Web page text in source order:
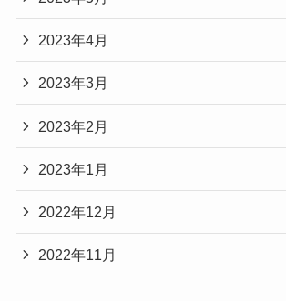
2023年4月
2023年3月
2023年2月
2023年1月
2022年12月
2022年11月